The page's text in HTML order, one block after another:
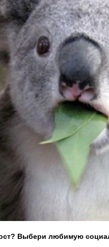
Выбери любимую